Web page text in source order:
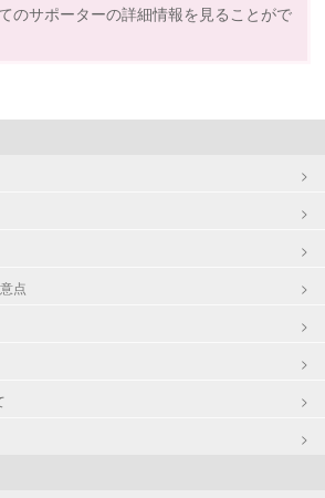
対応不可
自治体届出済ベビーシッター
のサポーターの詳細情報を見ることがで
点